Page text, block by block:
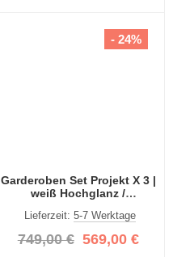
Garderoben Set Projekt X 3 |
weiß Hochglanz /
Lieferzeit:5-7 Werktage
749,00 € 569,00 €
- 24%